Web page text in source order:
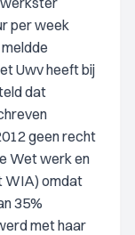
per week
Uwv heeft bij
dat
geen recht
Wet werk en
WIA) omdat
35%
met haar